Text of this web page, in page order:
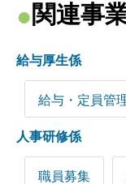
関連事
給与厚生係
給与・定員管
人事研修係
職員募集